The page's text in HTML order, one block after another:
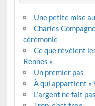
Une petite mise
Charles
cérémonie
Ce que révèlent
Rennes »
Un premier pas
À qui appartient «
L’argent ne fait